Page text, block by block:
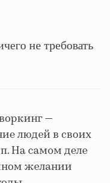
не требовать
—
людей в своих
На самом деле
желании